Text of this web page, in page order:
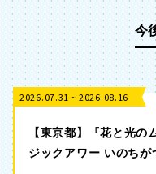
今
2026.07.31 ~ 2026.08.16
【東京都】『花と光
ジックアワー いのちが